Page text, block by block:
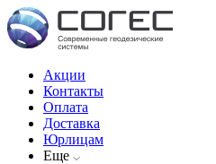
Акции
Контакты
Оплата
Доставка
Юрлицам
Еще